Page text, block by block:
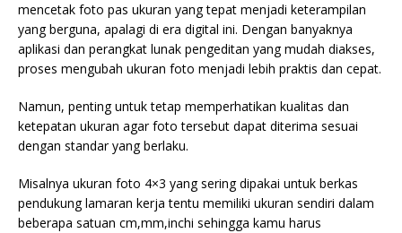
mencetak foto pas ukuran yang tepat menjadi keterampilan
yang berguna, apalagi di era digital ini. Dengan banyaknya
aplikasi dan perangkat lunak pengeditan yang mudah diakses,
proses mengubah ukuran foto menjadi lebih praktis dan cepat.
Namun, penting untuk tetap memperhatikan kualitas dan
ketepatan ukuran agar foto tersebut dapat diterima sesuai
dengan standar yang berlaku.
Misalnya ukuran foto 4×3 yang sering dipakai untuk berkas
pendukung lamaran kerja tentu memiliki ukuran sendiri dalam
beberapa satuan cm,mm,inchi sehingga kamu harus